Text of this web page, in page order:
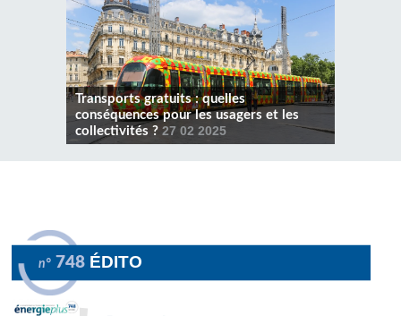
Transports gratuits : quelles
conséquences pour les usagers et les
collectivités ? 27 02 2025
n° 748 ÉDITO